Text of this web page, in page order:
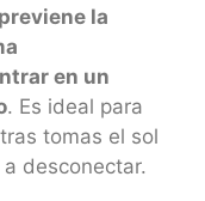
previene la
en un
. Es ideal para
tomas el sol
desconectar.